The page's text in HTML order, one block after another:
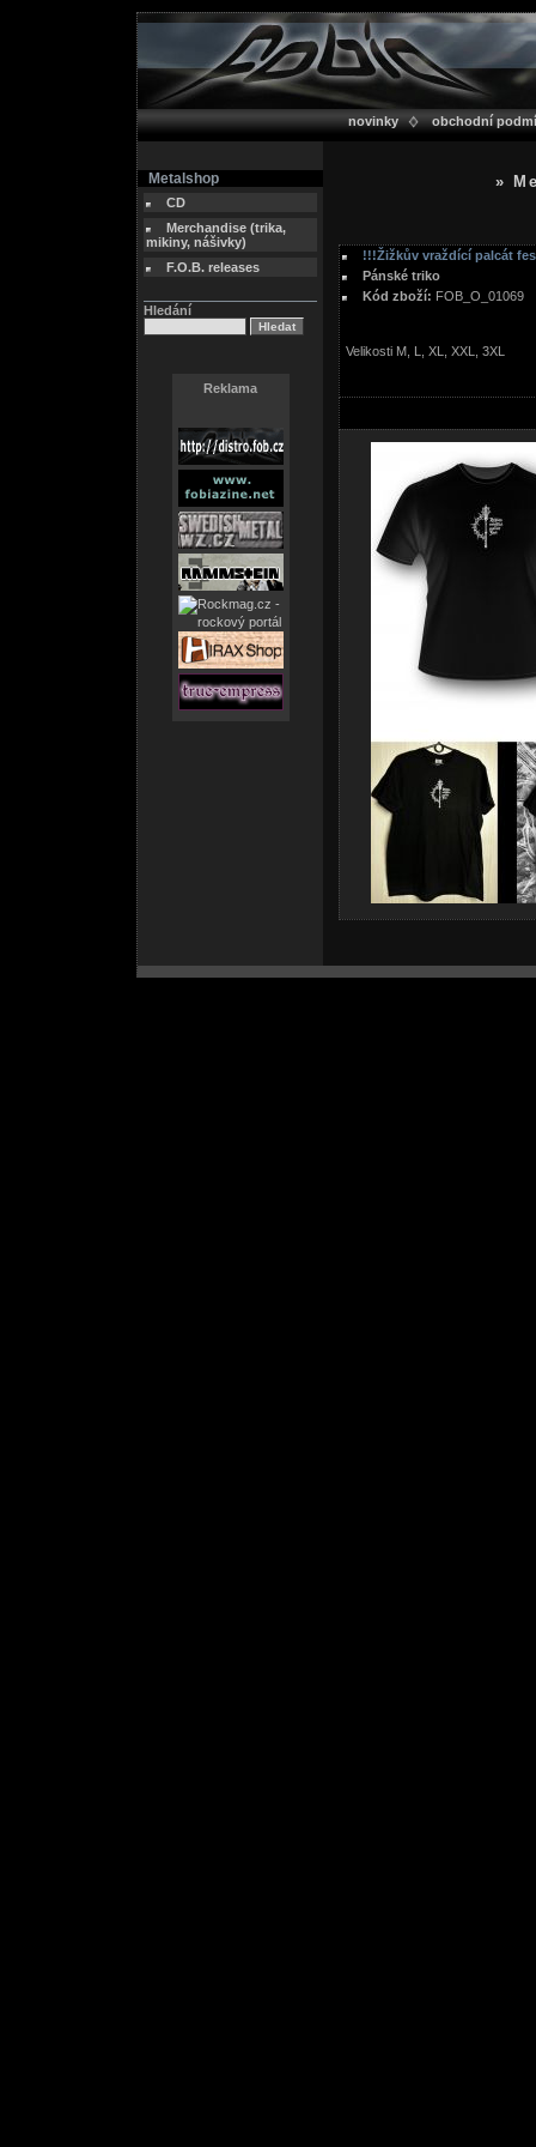
novinky obchodní
Metalshop
CD
Merchandise (trika,
mikiny, nášivky)
F.O.B. releases
Hledání
Reklama
»
!!!Žižkův vraždící palcát
Pánské triko
Kód zboží: FOB_O_01069
Velikosti M, L, XL, XXL, 3XL